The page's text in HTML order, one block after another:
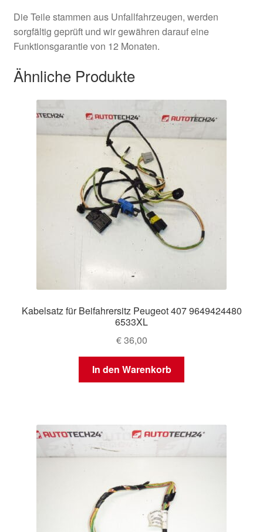
Die Teile stammen aus Unfallfahrzeugen, werden
sorgfältig geprüft und wir gewähren darauf eine
Funktionsgarantie von 12 Monaten.
Ähnliche Produkte
Kabelsatz für Beifahrersitz Peugeot 407 9649424480
6533XL
€36,00
In den Warenkorb